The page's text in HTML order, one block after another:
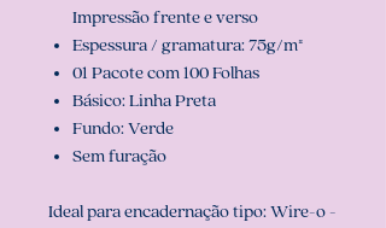
Impressão frente e verso
Espessura / gramatura: 75g/m²
01 Pacote com 100 Folhas
Básico: Linha Preta
Fundo: Verde
Sem furação
Ideal para encadernação tipo: Wire-o -